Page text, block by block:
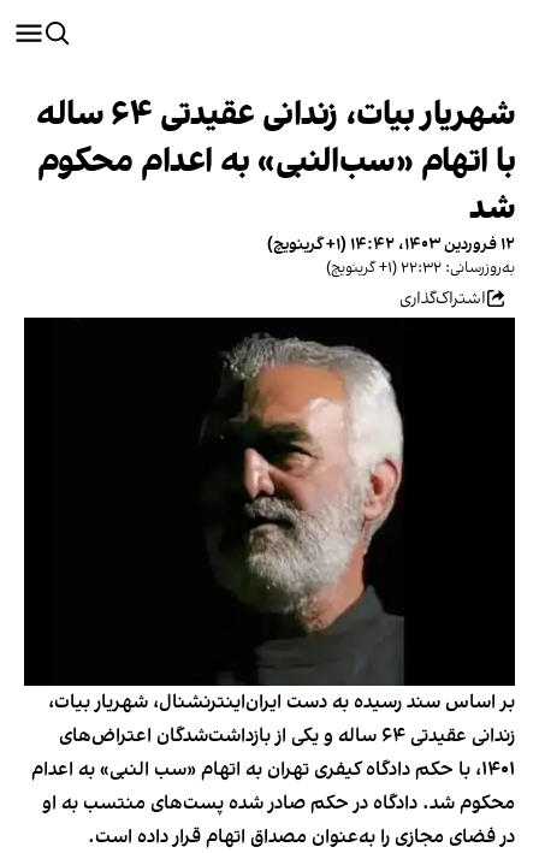
شهریار بیات، زندانی عقیدتی ۶۴ ساله
با اتهام «سب‌النبی» به اعدام محکوم
شد
۱۲ فروردین ۱۴۰۳، ۱۴:۴۲ (‎+۱ گرینویچ)
به‌روزرسانی: ۲۲:۳۲ (‎+۱ گرینویچ)
اشتراک‌گذاری
بر اساس سند رسیده به دست ایران‌اینترنشنال، شهریار بیات،
زندانی عقیدتی ۶۴ ساله و یکی از بازداشت‌شدگان اعتراض‌های
۱۴۰۱، با حکم دادگاه کیفری تهران به اتهام «سب النبی» به اعدام
محکوم شد. دادگاه در حکم صادر شده پست‌های منتسب به او
در فضای مجازی را به‌عنوان مصداق اتهام قرار داده است.